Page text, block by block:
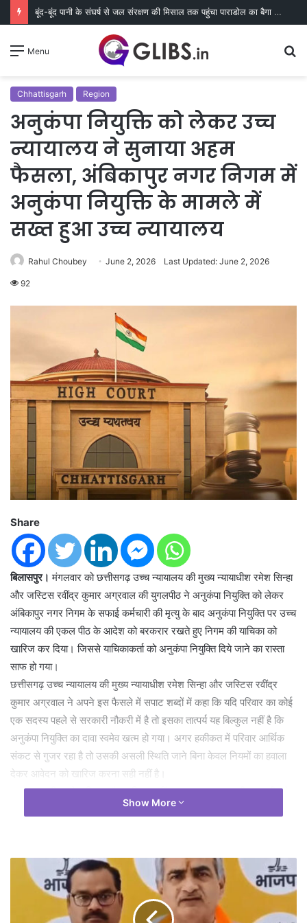
बूंद-बूंद पानी के संघर्ष से जल संरक्षण की मिसाल तक पहुंचा पाराडोल का बैगा पारा
Menu
Chhattisgarh Region
अनुकंपा नियुक्ति को लेकर उच्च
न्यायालय ने सुनाया अहम
फैसला, अंबिकापुर नगर निगम में
अनुकंपा नियुक्ति के मामले में
सख्त हुआ उच्च न्यायालय
Rahul Choubey June 2, 2026 Last Updated: June 2, 2026
92
Share
बिलासपुर। मंगलवार को छत्तीसगढ़ उच्च न्यायालय की मुख्य न्यायाधीश रमेश सिन्हा
और जस्टिस रवींद्र कुमार अग्रवाल की युगलपीठ ने अनुकंपा नियुक्ति को लेकर
अंबिकापुर नगर निगम के सफाई कर्मचारी की मृत्यु के बाद अनुकंपा नियुक्ति पर उच्च
न्यायालय की एकल पीठ के आदेश को बरकरार रखते हुए निगम की याचिका को
खारिज कर दिया। जिससे याचिकाकर्ता को अनुकंपा नियुक्ति दिये जाने का रास्ता
साफ हो गया।
छत्तीसगढ़ उच्च न्यायालय की मुख्य न्यायाधीश रमेश सिन्हा और जस्टिस रवींद्र
कुमार अग्रवाल ने अपने इस फैसले में सपाट शब्दों में कहा कि यदि परिवार का कोई
एक सदस्य पहले से सरकारी नौकरी में है तो इसका तात्पर्य यह बिल्कुल नहीं है कि
अनुकंपा नियुक्ति का दावा स्वमेव खत्म हो गया। अगर हकीकत में परिवार आर्थिक
संकट से गुजर रहा है तो उसकी असली स्थिति जाने बिना केवल नियमों का हवाला
देकर आवेदन को खारिज करना सही नहीं है।
मुख्य न्यायाधीश रमेश सिन्हा और जस्टिस रवींद्र कुमार अग्रवाल की युगल पीठ ने
मंगलवार को इस मामले की सुनवाई की करते हुए अंबिकापुर नगर निगम की अपील
को अचानक आए भारी आर्थिक संकट से बचाना है। अधिकारियों को इस उद्देश्य को
ध्यान में रखकर जमीनी और मानवीय फैसला लेना चाहिए।
यह पूरा मामला अंबिकापुर नगर निगम का है। याचिकाकर्ता के पिता वहां सफाई
कर्मचारी के पद पर काम करते थे। नौकरी के दरम्यान अचानक उनका निधन हो
Show More